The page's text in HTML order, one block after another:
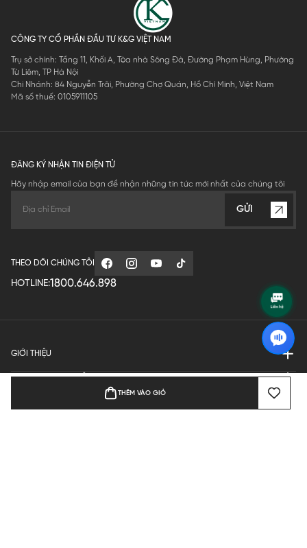
THÊM VÀO GIỎ
CÔNG TY CỔ PHẦN ĐẦU TƯ K&G VIỆT NAM
Trụ sở chính: Tầng 11, Khối A, Tòa nhà Sông Đà, Đường Phạm Hùng, Phường
Từ Liêm, TP Hà Nội
Chi Nhánh: 84 Nguyễn Trãi, Phường Chợ Quán, Hồ Chí Minh, Việt Nam
Mã số thuế: 0105911105
ĐĂNG KÝ NHẬN TIN ĐIỆN TỬ
Hãy nhập email của bạn để nhận những tin tức mới nhất của chúng tôi
GỬI
THEO DÕI CHÚNG TÔI
HOTLINE:1800.646.898
GIỚI THIỆU
QUY ĐỊNH HOẠT ĐỘNG